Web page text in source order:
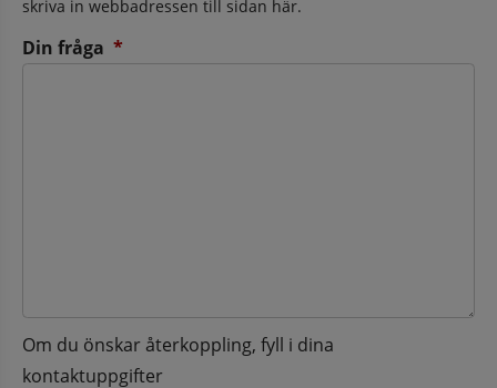
skriva in webbadressen till sidan här.
Din fråga *
Om du önskar återkoppling, fyll i dina
kontaktuppgifter